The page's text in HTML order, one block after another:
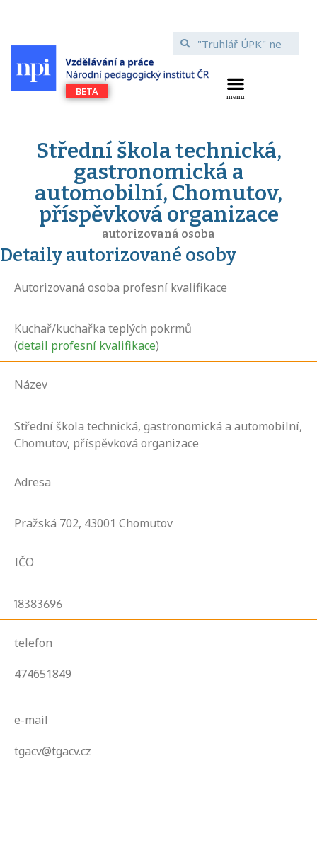
Střední škola technická,
gastronomická a
automobilní, Chomutov,
příspěvková organizace
autorizovaná osoba
Detaily autorizované osoby
Autorizovaná osoba profesní kvalifikace
Kuchař/kuchařka teplých pokrmů
(detail profesní kvalifikace)
Název
Střední škola technická, gastronomická a automobilní,
Chomutov, příspěvková organizace
Adresa
Pražská 702, 43001 Chomutov
IČO
18383696
telefon
474651849
e-mail
tgacv@tgacv.cz